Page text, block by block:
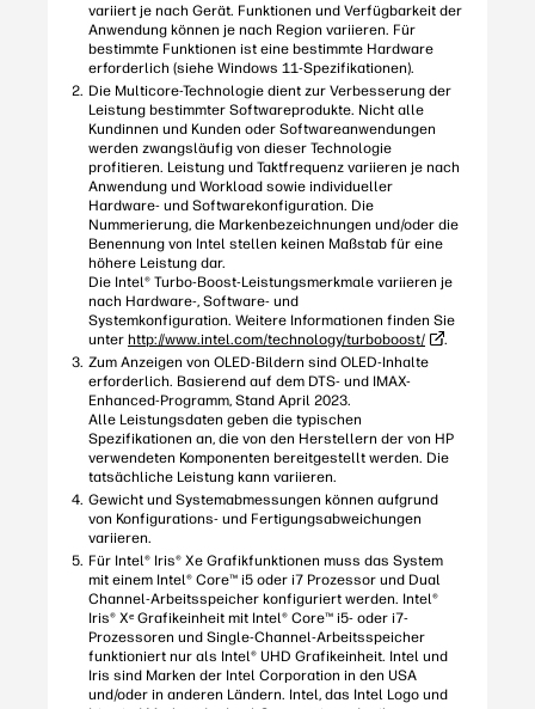
variiert je nach Gerät. Funktionen und Verfügbarkeit der
Anwendung können je nach Region variieren. Für
bestimmte Funktionen ist eine bestimmte Hardware
erforderlich (siehe Windows 11-Spezifikationen).
Die Multicore-Technologie dient zur Verbesserung der
Leistung bestimmter Softwareprodukte. Nicht alle
Kundinnen und Kunden oder Softwareanwendungen
werden zwangsläufig von dieser Technologie
profitieren. Leistung und Taktfrequenz variieren je nach
Anwendung und Workload sowie individueller
Hardware- und Softwarekonfiguration. Die
Nummerierung, die Markenbezeichnungen und/oder die
Benennung von Intel stellen keinen Maßstab für eine
höhere Leistung dar.
Die Intel® Turbo-Boost-Leistungsmerkmale variieren je
nach Hardware-, Software- und
Systemkonfiguration. Weitere Informationen finden Sie
unter http://www.intel.com/technology/turboboost/
.
Zum Anzeigen von OLED-Bildern sind OLED-Inhalte
erforderlich. Basierend auf dem DTS- und IMAX-
Enhanced-Programm, Stand April 2023.
Alle Leistungsdaten geben die typischen
Spezifikationen an, die von den Herstellern der von HP
verwendeten Komponenten bereitgestellt werden. Die
tatsächliche Leistung kann variieren.
Gewicht und Systemabmessungen können aufgrund
von Konfigurations- und Fertigungsabweichungen
variieren.
Für Intel® Iris® Xe Grafikfunktionen muss das System
mit einem Intel® Core™ i5 oder i7 Prozessor und Dual
Channel-Arbeitsspeicher konfiguriert werden. Intel®
Iris® Xᵉ Grafikeinheit mit Intel® Core™ i5- oder i7-
Prozessoren und Single-Channel-Arbeitsspeicher
funktioniert nur als Intel® UHD Grafikeinheit. Intel und
Iris sind Marken der Intel Corporation in den USA
und/oder in anderen Ländern. Intel, das Intel Logo und